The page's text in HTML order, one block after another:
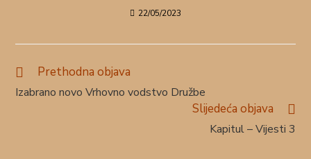
22/05/2023
Prethodna objava
Izabrano novo Vrhovno vodstvo Družbe
Slijedeća objava
Kapitul – Vijesti 3